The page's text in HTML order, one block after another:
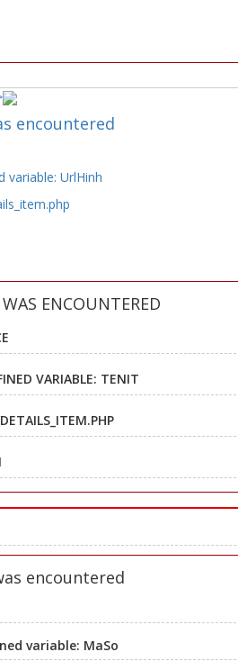
encountered
variable: UrlHinh
ENCOUNTERED
VARIABLE: TENIT
encountered
variable: MaSo